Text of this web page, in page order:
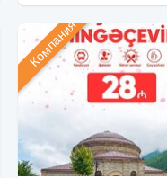
Компания